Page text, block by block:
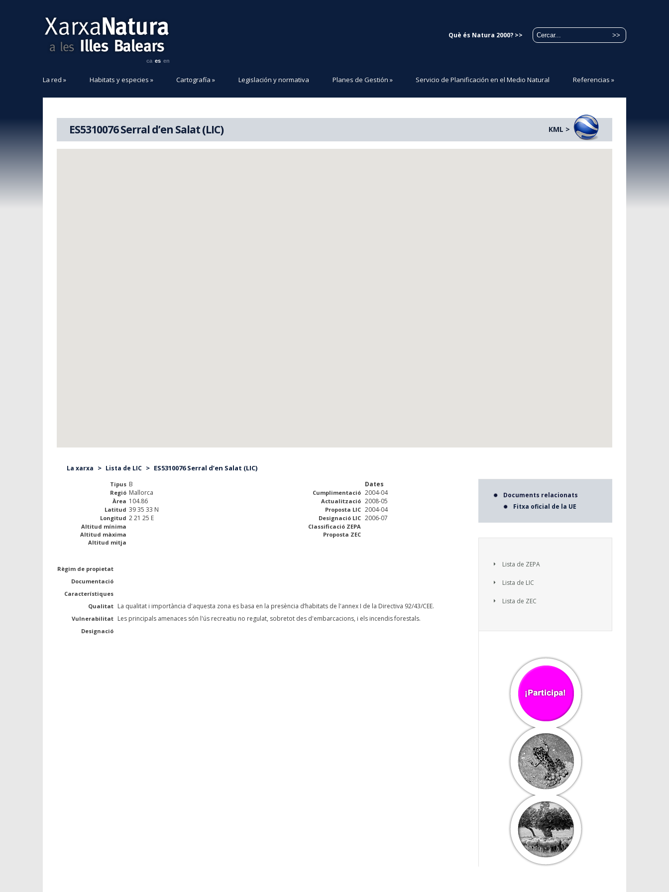
ca es en
Què és Natura 2000? >>
La red » Habitats y especies » Cartografía » Legislación y normativa Planes de Gestión » Servicio de Planificación en el Medio Natural Referencias »
ES5310076 Serral d’en Salat (LIC) KML >
La xarxa > Lista de LIC > ES5310076 Serral d’en Salat (LIC)
Tipus B
Regió Mallorca
Àrea 104.86
Latitud 39 35 33 N
Longitud 2 21 25 E
Altitud mínima
Altitud màxima
Altitud mitja
Dates
Cumplimentació 2004-04
Actualització 2008-05
Proposta LIC 2004-04
Designació LIC 2006-07
Classificació ZEPA
Proposta ZEC
Règim de propietat
Documentació
Característiques
Qualitat La qualitat i importància d'aquesta zona es basa en la presència d’habitats de l'annex I de la Directiva 92/43/CEE.
Vulnerabilitat Les principals amenaces són l'ús recreatiu no regulat, sobretot des d'embarcacions, i els incendis forestals.
Designació
Documents relacionats
Fitxa oficial de la UE
Lista de ZEPA
Lista de LIC
Lista de ZEC